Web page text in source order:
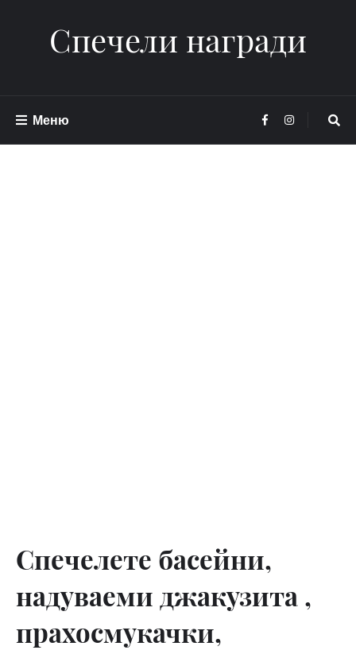
Спечели награди
Меню
Спечелете басейни,
надуваеми джакузита ,
прахосмукачки,